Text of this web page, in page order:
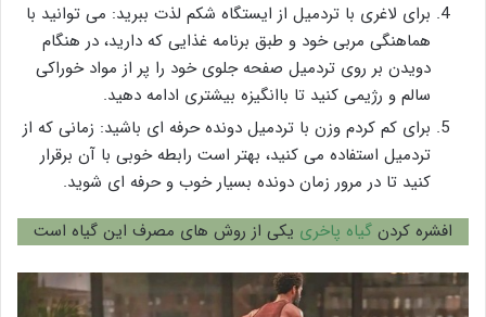
برای لاغری با تردمیل از ایستگاه شکم لذت ببرید: می توانید با
هماهنگی مربی خود و طبق برنامه غذایی که دارید، در هنگام
دویدن بر روی تردمیل صفحه جلوی خود را پر از مواد خوراکی
سالم و رژیمی کنید تا باانگیزه بیشتری ادامه دهید.
برای کم کردم وزن با تردمیل دونده حرفه ای باشید: زمانی که از
تردمیل استفاده می کنید، بهتر است رابطه خوبی با آن برقرار
کنید تا در مرور زمان دونده بسیار خوب و حرفه ای شوید.
افشره کردن گیاه پاخری یکی از روش های مصرف این گیاه است